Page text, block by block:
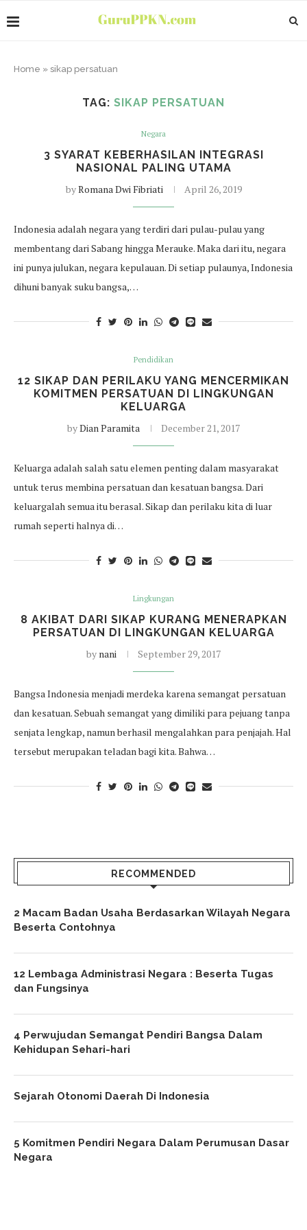
Home » sikap persatuan
TAG: SIKAP PERSATUAN
Negara
3 SYARAT KEBERHASILAN INTEGRASI
NASIONAL PALING UTAMA
byRomana Dwi Fibriati April 26, 2019
Indonesia adalah negara yang terdiri dari pulau-pulau yang
membentang dari Sabang hingga Merauke. Maka dari itu, negara
ini punya julukan, negara kepulauan. Di setiap pulaunya, Indonesia
dihuni banyak suku bangsa,…
Pendidikan
12 SIKAP DAN PERILAKU YANG MENCERMIKAN
KOMITMEN PERSATUAN DI LINGKUNGAN
KELUARGA
byDian Paramita December 21, 2017
Keluarga adalah salah satu elemen penting dalam masyarakat
untuk terus membina persatuan dan kesatuan bangsa. Dari
keluargalah semua itu berasal. Sikap dan perilaku kita di luar
rumah seperti halnya di…
Lingkungan
8 AKIBAT DARI SIKAP KURANG MENERAPKAN
PERSATUAN DI LINGKUNGAN KELUARGA
by nani September 29, 2017
Bangsa Indonesia menjadi merdeka karena semangat persatuan
dan kesatuan. Sebuah semangat yang dimiliki para pejuang tanpa
senjata lengkap, namun berhasil mengalahkan para penjajah. Hal
tersebut merupakan teladan bagi kita. Bahwa…
RECOMMENDED
2 Macam Badan Usaha Berdasarkan Wilayah Negara
Beserta Contohnya
12 Lembaga Administrasi Negara : Beserta Tugas
dan Fungsinya
4 Perwujudan Semangat Pendiri Bangsa Dalam
Kehidupan Sehari-hari
Sejarah Otonomi Daerah Di Indonesia
5 Komitmen Pendiri Negara Dalam Perumusan Dasar
Negara